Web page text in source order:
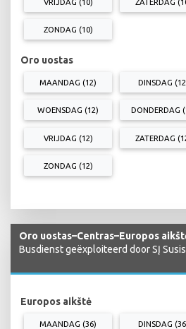
ZONDAG (10)
Oro uostas
MAANDAG (12) DINSDAG
WOENSDAG (12) DONDERDAG
VRIJDAG (12) ZATERDAG
ZONDAG (12)
Oro uostas–Centras–Europos
Busdienst geëxploiteerd door SĮ
Europos aikštė
MAANDAG (36) DINSDAG